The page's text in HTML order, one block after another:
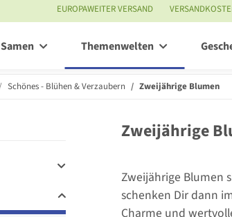
EUROPAWEITER VERSAND
Samen Themenwelten
Schönes - Blühen & Verzaubern Zweijährige Blumen
Zweijährige
Zweijährige Blumen
schenken Dir dann
Charme und